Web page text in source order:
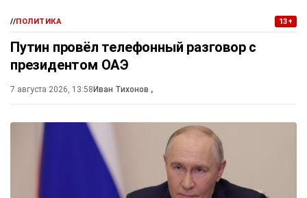
//ПОЛИТИКА 13+
Путин провёл телефонный разговор с
президентом ОАЭ
7 августа 2026, 13:58 Иван Тихонов ,